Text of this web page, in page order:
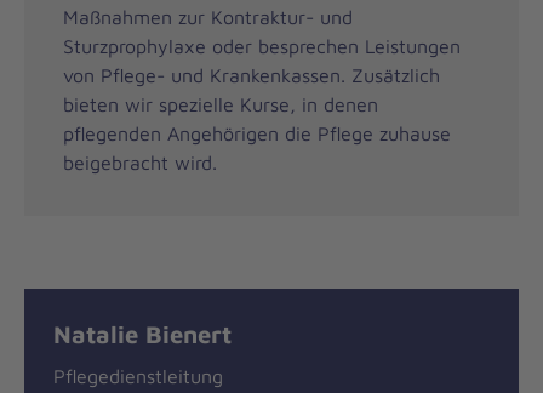
Maßnahmen zur Kontraktur- und
Sturzprophylaxe oder besprechen Leistungen
von Pflege- und Krankenkassen. Zusätzlich
bieten wir spezielle Kurse, in denen
pflegenden Angehörigen die Pflege zuhause
beigebracht wird.
Natalie Bienert
Pflegedienstleitung